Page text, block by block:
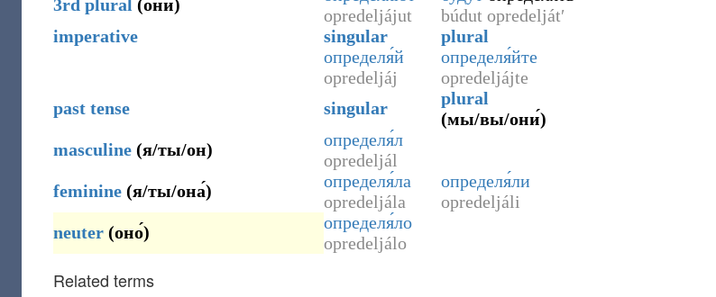
3rd plural (они́)
opredeljájut
búdut opredeljátʹ
imperative
singular
plural
определя́й
opredeljáj
определя́йте
opredeljájte
past tense
singular
plural
(мы/вы/они́)
masculine (я/ты/он)
определя́л
opredeljál
определя́ли
opredeljáli
feminine (я/ты/она́)
определя́ла
opredeljála
neuter (оно́)
определя́ло
opredeljálo
Related terms